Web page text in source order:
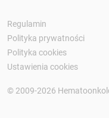
Regulamin
Polityka prywatności
Polityka cookies
Ustawienia cookies
© 2009-2026